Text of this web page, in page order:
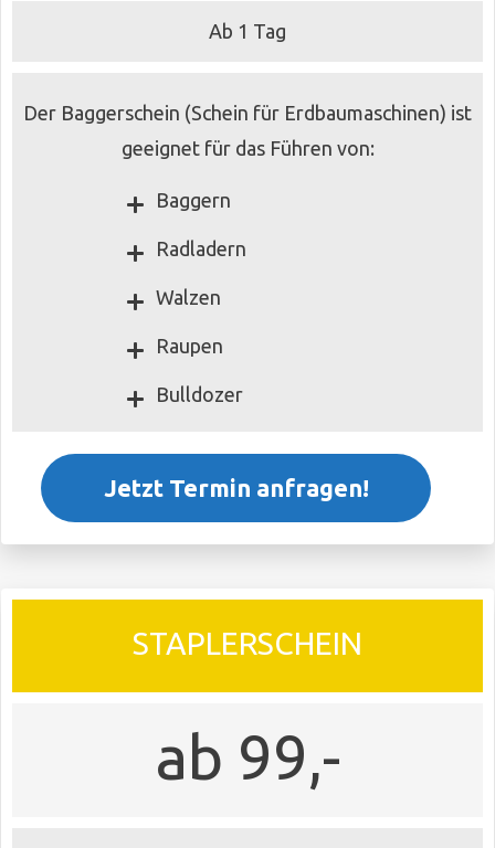
Ab 1 Tag
Der Baggerschein (Schein für Erdbaumaschinen) ist
geeignet für das Führen von:
Baggern
Radladern
Walzen
Raupen
Bulldozer
Jetzt Termin anfragen!
STAPLERSCHEIN
ab 99,-